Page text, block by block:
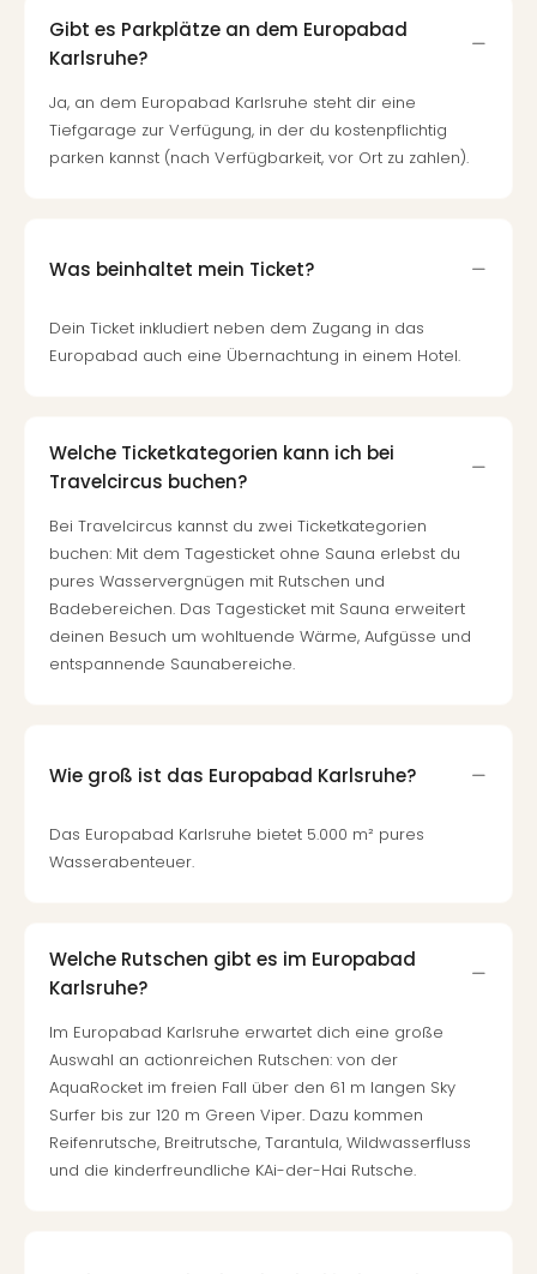
Gibt es Parkplätze an dem Europabad
Karlsruhe?
Ja, an dem Europabad Karlsruhe steht dir eine
Tiefgarage zur Verfügung, in der du kostenpflichtig
parken kannst (nach Verfügbarkeit, vor Ort zu zahlen).
Was beinhaltet mein Ticket?
Dein Ticket inkludiert neben dem Zugang in das
Europabad auch eine Übernachtung in einem Hotel.
Welche Ticketkategorien kann ich bei
Travelcircus buchen?
Bei Travelcircus kannst du zwei Ticketkategorien
buchen: Mit dem Tagesticket ohne Sauna erlebst du
pures Wasservergnügen mit Rutschen und
Badebereichen. Das Tagesticket mit Sauna erweitert
deinen Besuch um wohltuende Wärme, Aufgüsse und
entspannende Saunabereiche.
Wie groß ist das Europabad Karlsruhe?
Das Europabad Karlsruhe bietet 5.000 m² pures
Wasserabenteuer.
Welche Rutschen gibt es im Europabad
Karlsruhe?
Im Europabad Karlsruhe erwartet dich eine große
Auswahl an actionreichen Rutschen: von der
AquaRocket im freien Fall über den 61 m langen Sky
Surfer bis zur 120 m Green Viper. Dazu kommen
Reifenrutsche, Breitrutsche, Tarantula, Wildwasserfluss
und die kinderfreundliche KAi-der-Hai Rutsche.